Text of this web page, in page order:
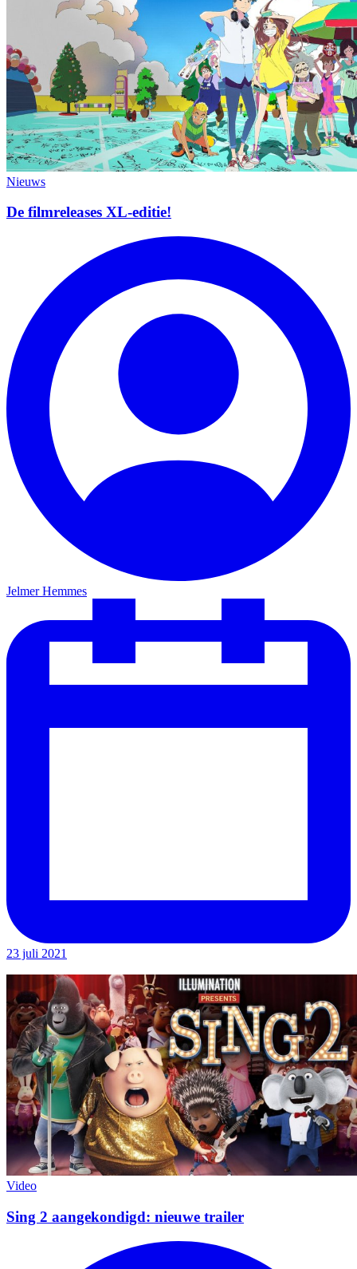
Nieuws
De filmreleases XL-editie!
Jelmer Hemmes
23 juli 2021
Video
Sing 2 aangekondigd: nieuwe trailer